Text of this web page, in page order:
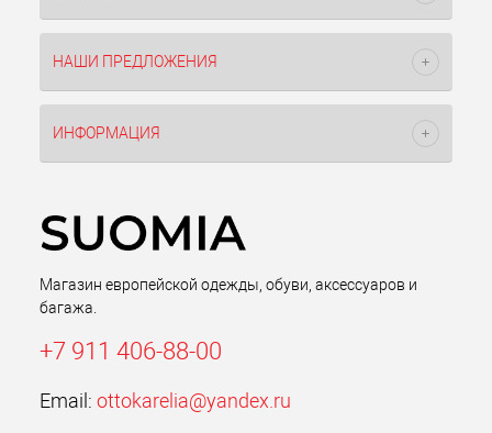
НАШИ ПРЕДЛОЖЕНИЯ
ИНФОРМАЦИЯ
Магазин европейской одежды, обуви, аксессуаров и
багажа.
+7 911 406-88-00
Email: ottokarelia@yandex.ru